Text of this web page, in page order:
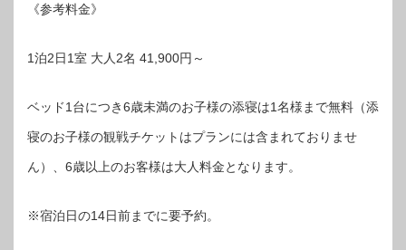
《参考料金》
1泊2日1室 大人2名 41,900円～
ベッド1台につき6歳未満のお子様の添寝は1名様まで無料（添
寝のお子様の観戦チケットはプランには含まれておりませ
ん）、6歳以上のお客様は大人料金となります。
※宿泊日の14日前までに要予約。